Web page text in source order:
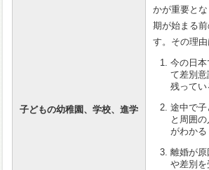
子どもの幼稚園、学校、進学
かが重要と
期が始まる
す。その理由
今の日本
て差別意
残ってい
途中で
と周囲
がわかる
離婚が
や差別を